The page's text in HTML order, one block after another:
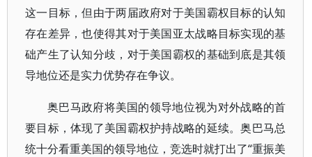
这一目标，但由于两届政府对于美国霸权目标的认知
存在差异，也使得其对于美国亚太战略目标实现的基
础产生了认知分歧，对于美国霸权的基础到底是其领
导地位还是实力优势存在争议。
奥巴马政府将美国的领导地位视为对外战略的首
要目标，体现了美国霸权护持战略的延续。奥巴马总
统十分看重美国的领导地位，竞选时就打出了“重振美